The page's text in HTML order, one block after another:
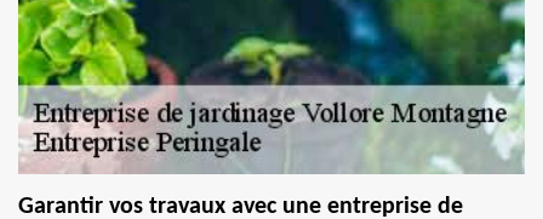
Garantir vos travaux avec une entreprise de